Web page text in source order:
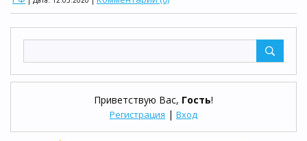
Приветствую Вас, Гость!
Регистрация | Вход